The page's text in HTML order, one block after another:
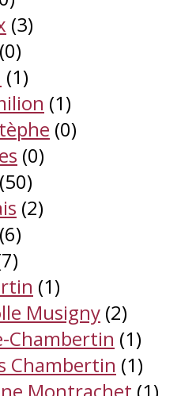
(3)
(0)
(1)
(1)
(0)
(0)
(50)
(2)
(6)
(1)
Musigny (2)
Chambertin (1)
Chambertin (1)